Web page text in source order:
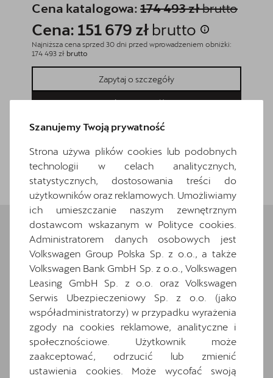
Cena katalogowa: 174 493 złbrutto
Cena: 151 679 zł brutto
Najniższa cena sprzed 30 dni przed wprowadzeniem obniżki:
174 493 zł brutto
Zapytaj o szczegóły
Pokaż szczegóły
Wróć do listy
Wybrane elementy
wyposażenia
Ten samochód bazuje na wersjiFormentor .
Zapoznaj się z wybranymi elementami jego
wyposażenia. O pełną specyfikację zapytaj
dealera.
Wyposażenie standardowe
Szanujemy Twoją prywatność
Strona używa plików cookies lub podobnych
technologii w celach analitycznych,
statystycznych, dostosowania treści do
użytkowników oraz reklamowych. Umożliwiamy
ich umieszczanie naszym zewnętrznym
dostawcom wskazanym w Polityce cookies.
Administratorem danych osobowych jest
Volkswagen Group Polska Sp. z o.o., a także
Volkswagen Bank GmbH Sp. z o.o., Volkswagen
Leasing GmbH Sp. z o.o. oraz Volkswagen
Serwis Ubezpieczeniowy Sp. z o.o. (jako
współadministratorzy) w przypadku wyrażenia
zgody na cookies reklamowe, analityczne i
społecznościowe. Użytkownik może
zaakceptować, odrzucić lub zmienić
ustawienia cookies. Może wycofać swoją